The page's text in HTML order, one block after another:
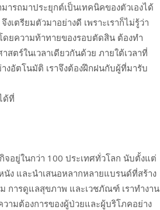
รถมาประยุกต์เป็นเทคนิคของตัวเองได้
ตรียมตัวมาอย่างดี เพราะเราก็ไม่รู้ว่า
ดยความท้าทายของรอบตัดสิน ต้องทำ
ตร์ในเวลาเดียวกันด้วย ภายใต้เวลาที่
งอัตโนมัติ เราจึงต้องฝึกฝนกับผู้ที่มารับ
ด้ที่
อยู่ในกว่า 100 ประเทศทั่วโลก นับตั้งแต่
ง และนำเสนอหลากหลายแบรนด์ที่สร้าง
การดูแลสุขภาพ และเวชภัณฑ์ เราทำงาน
ามต้องการของผู้ป่วยและผู้บริโภคอย่าง